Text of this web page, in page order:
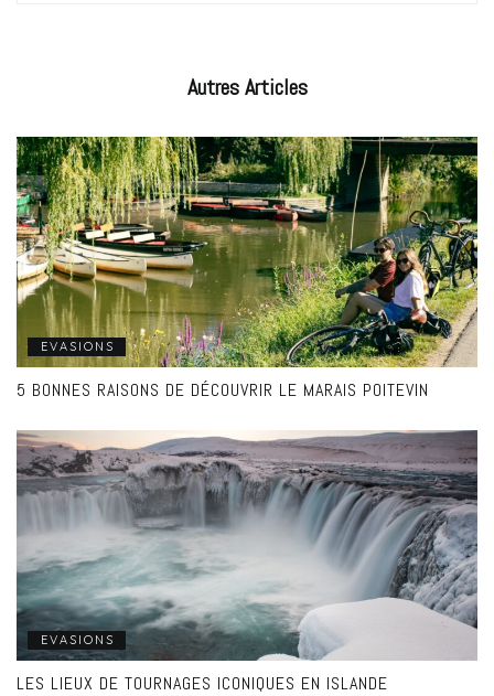
AutresArticles
EVASIONS
5 BONNES RAISONS DE DÉCOUVRIR LE MARAIS POITEVIN
EVASIONS
LES LIEUX DE TOURNAGES ICONIQUES EN ISLANDE